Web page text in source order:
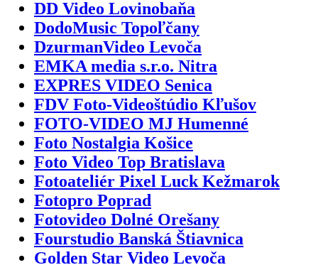
DD Video Lovinobaňa
DodoMusic Topoľčany
DzurmanVideo Levoča
EMKA media s.r.o. Nitra
EXPRES VIDEO Senica
FDV Foto-Videoštúdio Kľušov
FOTO-VIDEO MJ Humenné
Foto Nostalgia Košice
Foto Video Top Bratislava
Fotoateliér Pixel Luck Kežmarok
Fotopro Poprad
Fotovideo Dolné Orešany
Fourstudio Banská Štiavnica
Golden Star Video Levoča